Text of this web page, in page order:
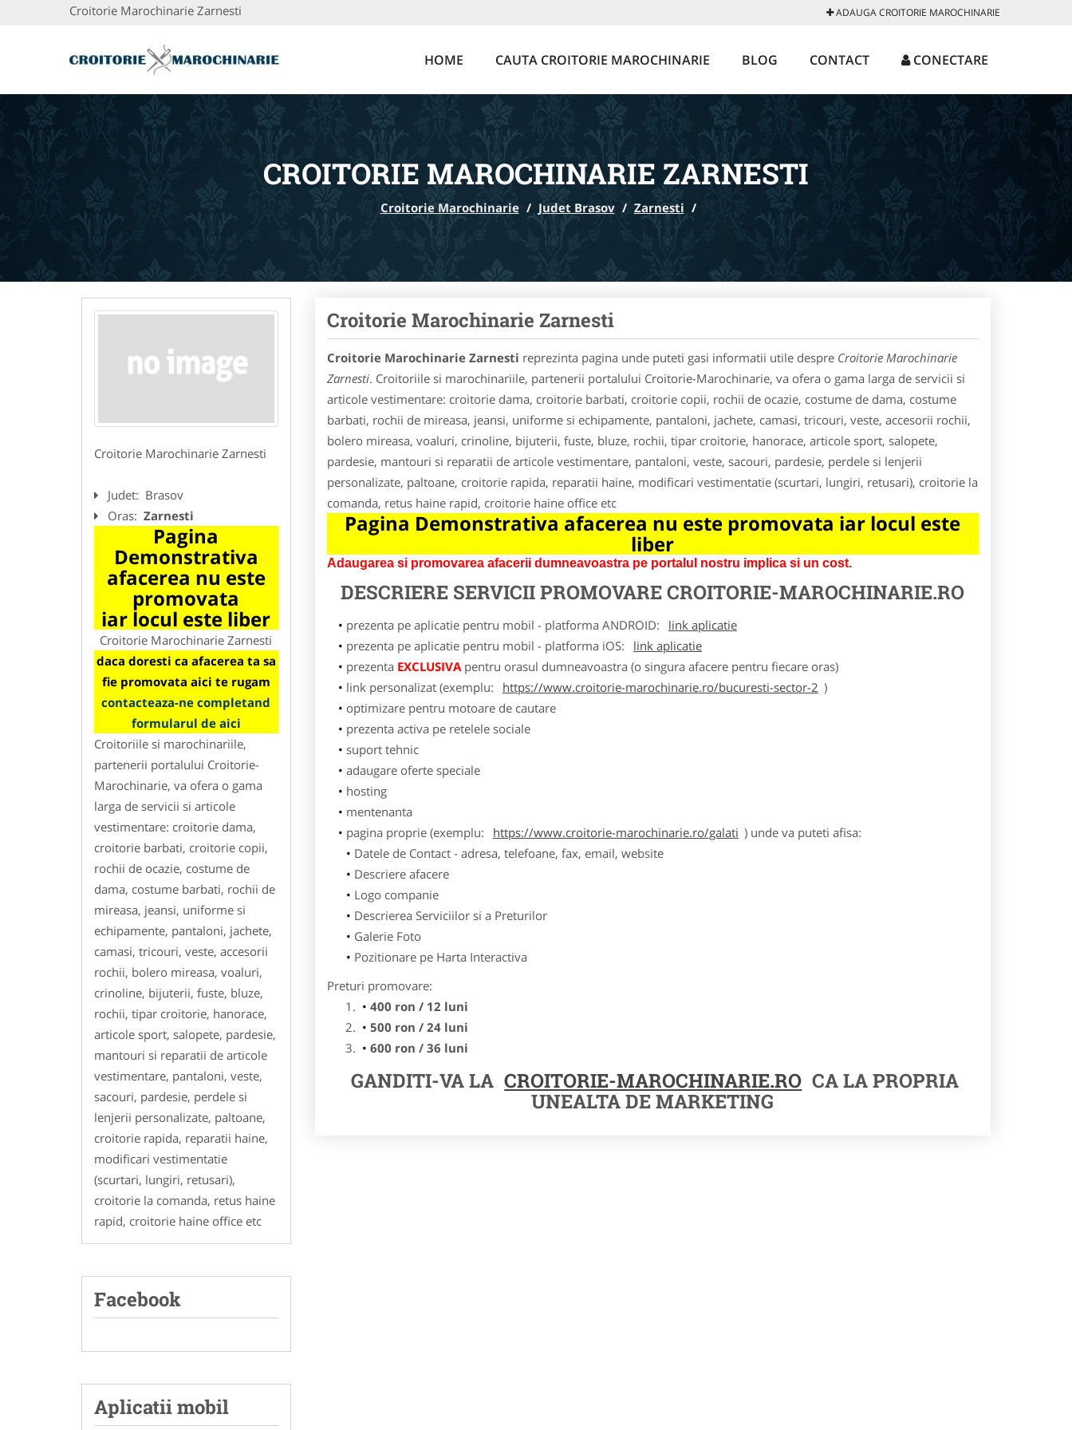
Croitorie Marochinarie Zarnesti ADAUGA CROITORIE MAROCHINARIE
HOME CAUTA CROITORIE MAROCHINARIE BLOG CONTACT CONECTARE
CROITORIE MAROCHINARIE ZARNESTI
Croitorie Marochinarie / Judet Brasov / Zarnesti /
Croitorie Marochinarie Zarnesti
Judet: Brasov
Oras: Zarnesti
Pagina
Demonstrativa
afacerea nu este
promovata
iar locul este liber
Croitorie Marochinarie Zarnesti
daca doresti ca afacerea ta sa
fie promovata aici te rugam
contacteaza-ne completand
formularul de aici
Croitoriile si marochinariile,
partenerii portalului Croitorie-
Marochinarie, va ofera o gama
larga de servicii si articole
vestimentare: croitorie dama,
croitorie barbati, croitorie copii,
rochii de ocazie, costume de
dama, costume barbati, rochii de
mireasa, jeansi, uniforme si
echipamente, pantaloni, jachete,
camasi, tricouri, veste, accesorii
rochii, bolero mireasa, voaluri,
crinoline, bijuterii, fuste, bluze,
rochii, tipar croitorie, hanorace,
articole sport, salopete, pardesie,
mantouri si reparatii de articole
vestimentare, pantaloni, veste,
sacouri, pardesie, perdele si
lenjerii personalizate, paltoane,
croitorie rapida, reparatii haine,
modificari vestimentatie
(scurtari, lungiri, retusari),
croitorie la comanda, retus haine
rapid, croitorie haine office etc
Facebook
Aplicatii mobil
Croitorie Marochinarie Zarnesti
Croitorie Marochinarie Zarnesti reprezinta pagina unde puteti gasi informatii utile despre Croitorie Marochinarie
Zarnesti. Croitoriile si marochinariile, partenerii portalului Croitorie-Marochinarie, va ofera o gama larga de servicii si
articole vestimentare: croitorie dama, croitorie barbati, croitorie copii, rochii de ocazie, costume de dama, costume
barbati, rochii de mireasa, jeansi, uniforme si echipamente, pantaloni, jachete, camasi, tricouri, veste, accesorii rochii,
bolero mireasa, voaluri, crinoline, bijuterii, fuste, bluze, rochii, tipar croitorie, hanorace, articole sport, salopete,
pardesie, mantouri si reparatii de articole vestimentare, pantaloni, veste, sacouri, pardesie, perdele si lenjerii
personalizate, paltoane, croitorie rapida, reparatii haine, modificari vestimentatie (scurtari, lungiri, retusari), croitorie la
comanda, retus haine rapid, croitorie haine office etc
Pagina Demonstrativa afacerea nu este promovata iar locul este
liber
Adaugarea si promovarea afacerii dumneavoastra pe portalul nostru implica si un cost.
DESCRIERE SERVICII PROMOVARECROITORIE-MAROCHINARIE.RO
prezenta pe aplicatie pentru mobil - platforma ANDROID:
link aplicatie
prezenta pe aplicatie pentru mobil - platforma iOS:
link aplicatie
prezenta EXCLUSIVApentru orasul dumneavoastra (o singura afacere pentru fiecare oras)
link personalizat (exemplu:
https://www.croitorie-marochinarie.ro/bucuresti-sector-2 )
optimizare pentru motoare de cautare
prezenta activa pe retelele sociale
suport tehnic
adaugare oferte speciale
hosting
mentenanta
pagina proprie (exemplu:
https://www.croitorie-marochinarie.ro/galati ) unde va puteti afisa:
Datele de Contact - adresa, telefoane, fax, email, website
Descriere afacere
Logo companie
Descrierea Serviciilor si a Preturilor
Galerie Foto
Pozitionare pe Harta Interactiva
Preturi promovare:
400 ron / 12 luni
500 ron / 24 luni
600 ron / 36 luni
GANDITI-VA LA CROITORIE-MAROCHINARIE.RO CA LA PROPRIA
UNEALTA DE MARKETING